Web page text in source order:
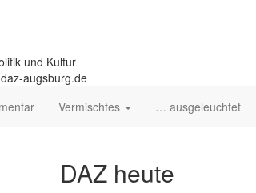
und Kultur
augsburg.de
Vermischtes … ausgeleuchtet
DAZ heute